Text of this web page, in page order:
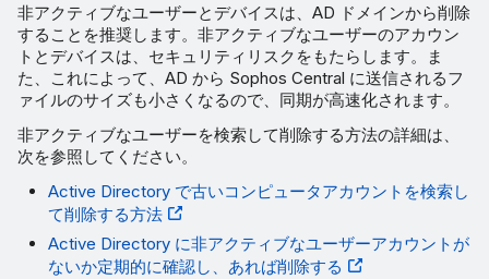
非アクティブなユーザーとデバイスは、AD ドメインから削除
することを推奨します。非アクティブなユーザーのアカウン
トとデバイスは、セキュリティリスクをもたらします。ま
た、これによって、AD から Sophos Central に送信されるフ
ァイルのサイズも小さくなるので、同期が高速化されます。
非アクティブなユーザーを検索して削除する方法の詳細は、
次を参照してください。
Active Directory で古いコンピュータアカウントを検索し
て削除する方法
Active Directory に非アクティブなユーザーアカウントが
ないか定期的に確認し、あれば削除する